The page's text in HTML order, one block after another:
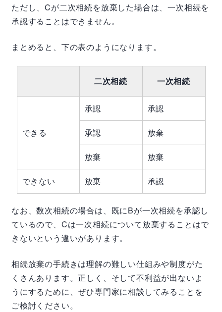
ただし、Cが二次相続を放棄した場合は、一次相続を
承認することはできません。
まとめると、下の表のようになります。
二次相続 一次相続
できる
承認 承認
承認 放棄
放棄 放棄
できない 放棄 承認
なお、数次相続の場合は、既にBが一次相続を承認し
ているので、 Cは一次相続について放棄することはで
きないという違いがあります。
相続放棄の手続きは理解の難しい仕組みや制度がた
くさんあります。正しく、そして不利益が出ないよ
うにするために、ぜひ専門家に相談してみることを
ご検討ください。